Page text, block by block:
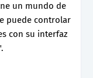
un mundo de
puede controlar
con su interfaz